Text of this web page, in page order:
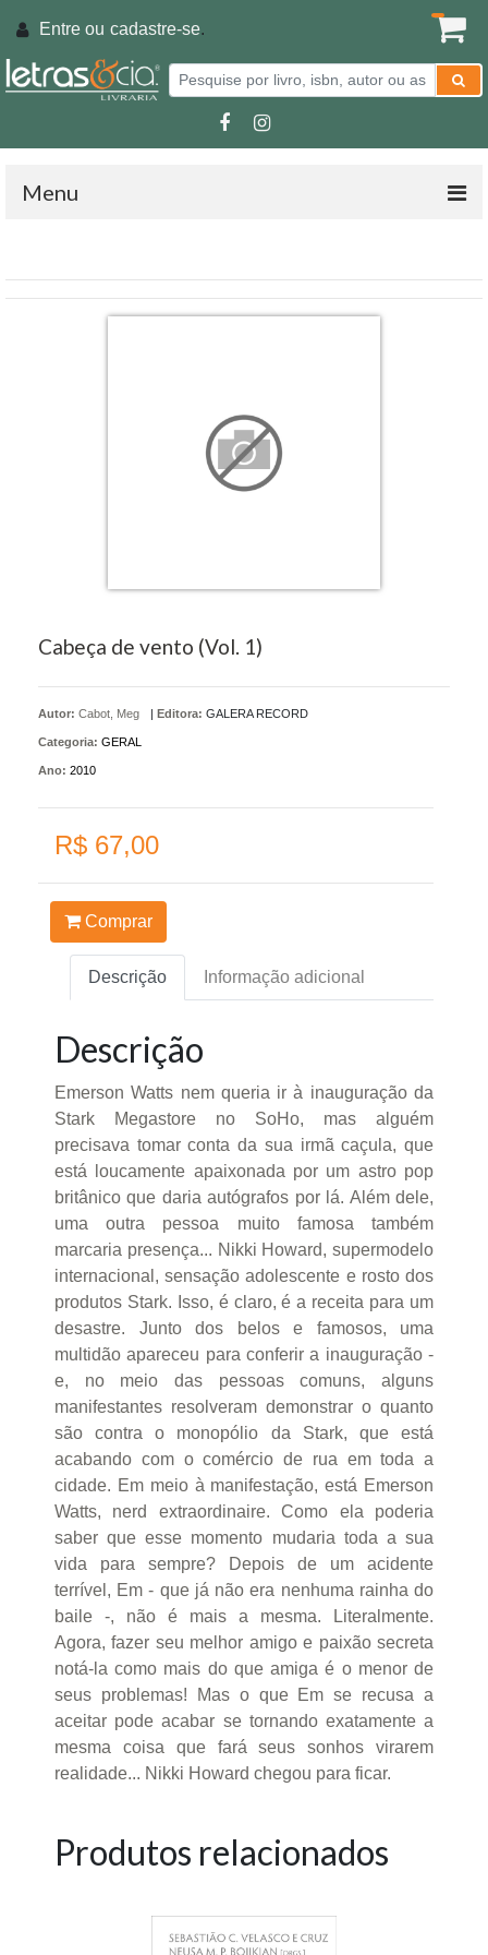
Entre ou cadastre-se.
Menu
Cabeça de vento (Vol. 1)
Autor: Cabot, Meg | Editora: GALERA RECORD
Categoria: GERAL
Ano: 2010
R$ 67,00
Comprar
Descrição Informação adicional
Descrição
Emerson Watts nem queria ir à inauguração da
Stark Megastore no SoHo, mas alguém
precisava tomar conta da sua irmã caçula, que
está loucamente apaixonada por um astro pop
britânico que daria autógrafos por lá. Além dele,
uma outra pessoa muito famosa também
marcaria presença... Nikki Howard, supermodelo
internacional, sensação adolescente e rosto dos
produtos Stark. Isso, é claro, é a receita para um
desastre. Junto dos belos e famosos, uma
multidão apareceu para conferir a inauguração -
e, no meio das pessoas comuns, alguns
manifestantes resolveram demonstrar o quanto
são contra o monopólio da Stark, que está
acabando com o comércio de rua em toda a
cidade. Em meio à manifestação, está Emerson
Watts, nerd extraordinaire. Como ela poderia
saber que esse momento mudaria toda a sua
vida para sempre? Depois de um acidente
terrível, Em - que já não era nenhuma rainha do
baile -, não é mais a mesma. Literalmente.
Agora, fazer seu melhor amigo e paixão secreta
notá-la como mais do que amiga é o menor de
seus problemas! Mas o que Em se recusa a
aceitar pode acabar se tornando exatamente a
mesma coisa que fará seus sonhos virarem
realidade... Nikki Howard chegou para ficar.
Produtos relacionados